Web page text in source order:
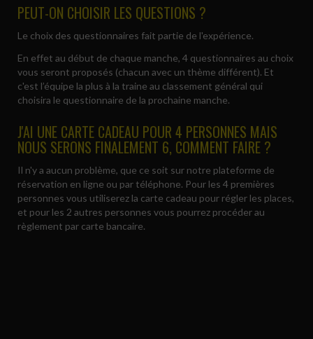
PEUT-ON CHOISIR LES QUESTIONS ?
Le choix des questionnaires fait partie de l'expérience.
En effet au début de chaque manche, 4 questionnaires au choix
vous seront proposés (chacun avec un thème différent). Et
c'est l’équipe la plus à la traine au classement général qui
choisira le questionnaire de la prochaine manche.
J'AI UNE CARTE CADEAU POUR 4 PERSONNES MAIS
NOUS SERONS FINALEMENT 6, COMMENT FAIRE ?
Il n'y a aucun problème, que ce soit sur notre plateforme de
réservation en ligne ou par téléphone. Pour les 4 premières
personnes vous utiliserez la carte cadeau pour régler les places,
et pour les 2 autres personnes vous pourrez procéder au
règlement par carte bancaire.